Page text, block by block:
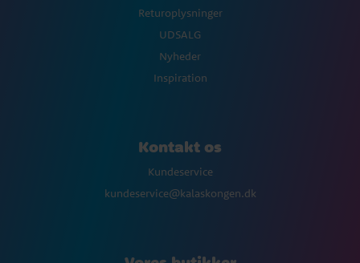
Returoplysninger
UDSALG
Nyheder
Inspiration
Kontakt os
Kundeservice
kundeservice@kalaskongen.dk